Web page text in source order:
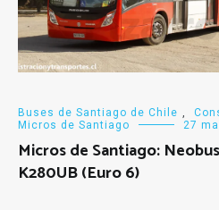
Buses de Santiago de Chile ,
Micros de Santiago
27
Micros de Santiago:
K280UB (Euro 6)